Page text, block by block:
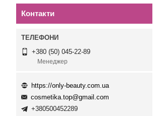
Контакти
+380 (50) 045-22-89
Менеджер
https://only-beauty.com.ua
cosmetika.top@gmail.com
+380500452289